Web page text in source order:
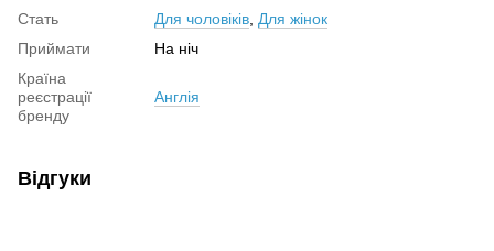
Стать
Для чоловіків Для жінок
Приймати
На ніч
Країна
реєстрації
бренду
Англія
Відгуки